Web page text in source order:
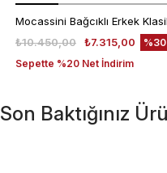
₺7.315,00
₺10.450,00
Sepette %20 Net İndirim
%30
Son Baktığınız